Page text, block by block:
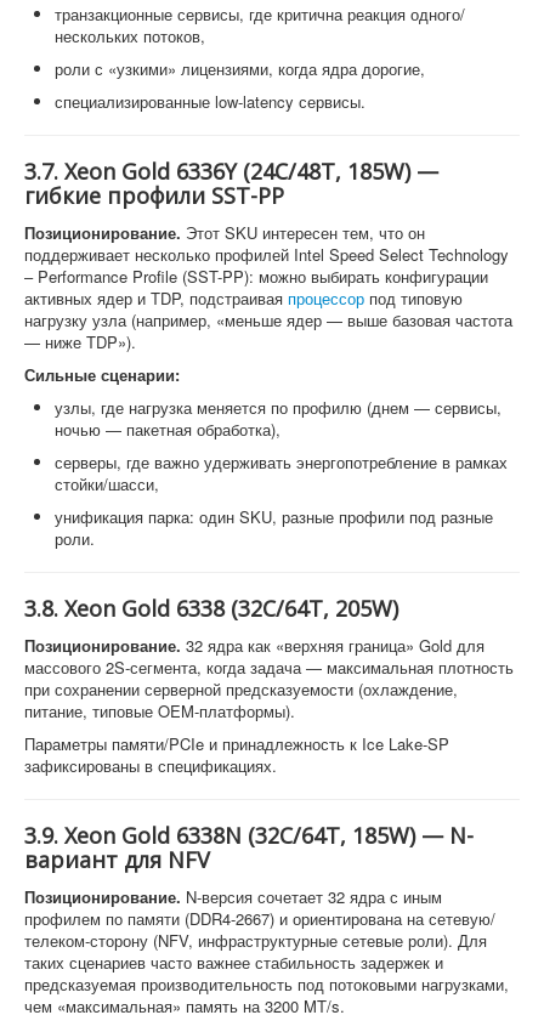
транзакционные сервисы, где критична реакция одного/
нескольких потоков,
роли с «узкими» лицензиями, когда ядра дорогие,
специализированные low-latency сервисы.
3.7. Xeon Gold 6336Y (24C/48T, 185W) —
гибкие профили SST-PP
Позиционирование. Этот SKU интересен тем, что он
поддерживает несколько профилей Intel Speed Select Technology
– Performance Profile (SST-PP): можно выбирать конфигурации
активных ядер и TDP, подстраивая процессор под типовую
нагрузку узла (например, «меньше ядер — выше базовая частота
— ниже TDP»).
Сильные сценарии:
узлы, где нагрузка меняется по профилю (днем — сервисы,
ночью — пакетная обработка),
серверы, где важно удерживать энергопотребление в рамках
стойки/шасси,
унификация парка: один SKU, разные профили под разные
роли.
3.8. Xeon Gold 6338 (32C/64T, 205W)
Позиционирование. 32 ядра как «верхняя граница» Gold для
массового 2S-сегмента, когда задача — максимальная плотность
при сохранении серверной предсказуемости (охлаждение,
питание, типовые OEM-платформы).
Параметры памяти/PCIe и принадлежность к Ice Lake-SP
зафиксированы в спецификациях.
3.9. Xeon Gold 6338N (32C/64T, 185W) — N-
вариант для NFV
Позиционирование. N-версия сочетает 32 ядра с иным
профилем по памяти (DDR4-2667) и ориентирована на сетевую/
телеком-сторону (NFV, инфраструктурные сетевые роли). Для
таких сценариев часто важнее стабильность задержек и
предсказуемая производительность под потоковыми нагрузками,
чем «максимальная» память на 3200 MT/s.